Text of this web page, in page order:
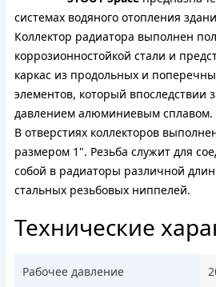
системах водяного отопления
Коллектор радиатора выполнен
коррозионностойкой стали и
каркас из продольных и
элементов, который впоследствии
давлением алюминиевым сплавом.
В отверстиях коллекторов
размером 1". Резьба служит для
собой в радиаторы различной
стальных резьбовых ниппелей.
Технические
Рабочее давление